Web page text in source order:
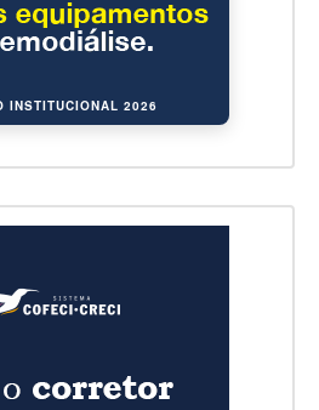
INSTITUCIONAL 2026